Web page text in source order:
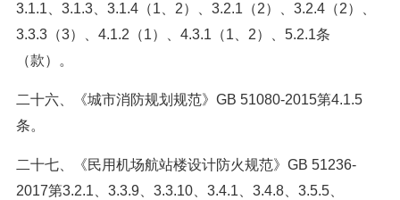
3.1.1、3.1.3、3.1.4（1、2）、3.2.1（2）、3.2.4（2）、
3.3.3（3）、4.1.2（1）、4.3.1（1、2）、5.2.1条
（款）。
二十六、《城市消防规划规范》GB 51080-2015第4.1.5
条。
二十七、《民用机场航站楼设计防火规范》GB 51236-
2017第3.2.1、3.3.9、3.3.10、3.4.1、3.4.8、3.5.5、